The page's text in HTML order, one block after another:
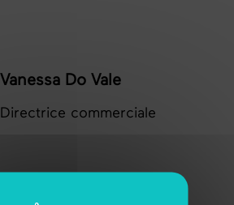
Vanessa Do Vale
Directrice commerciale
Emma Desdet